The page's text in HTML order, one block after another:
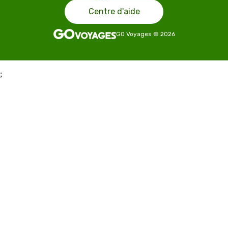
Centre d'aide
GO Voyages © 2026
;